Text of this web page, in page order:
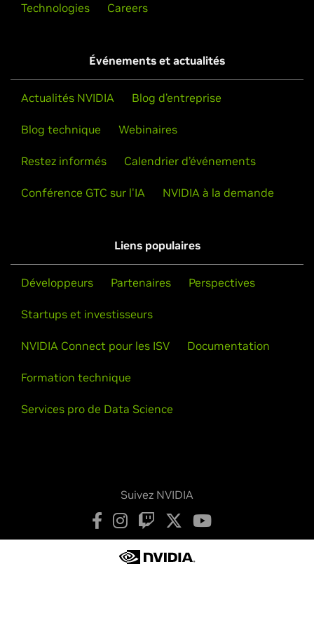
Technologies Careers
Événements et actualités
Actualités NVIDIA Blog d’entreprise
Blog technique Webinaires
Restez informés Calendrier d’événements
Conférence GTC sur l'IA NVIDIA à la demande
Liens populaires
Développeurs Partenaires Perspectives
Startups et investisseurs
NVIDIA Connect pour les ISV Documentation
Formation technique
Services pro de Data Science
Suivez NVIDIA